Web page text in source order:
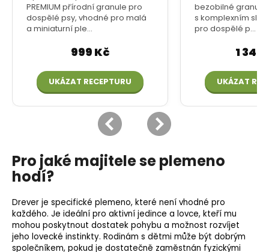
Pro jaké majitele se plemeno
hodí?
Drever je specifické plemeno, které není vhodné pro
každého. Je ideální pro aktivní jedince a lovce, kteří mu
mohou poskytnout dostatek pohybu a možnost rozvíjet
jeho lovecké instinkty. Rodinám s dětmi může být dobrým
společníkem, pokud je dostatečně zaměstnán fyzickými